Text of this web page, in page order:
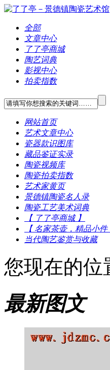
全部
文章中心
了了亭商城
陶艺词典
影视中心
拍卖指数
网站首页
艺术文章中心
瓷器款识图库
藏品鉴证实录
陶瓷视频库
陶瓷拍卖指数
艺术家黄页
景德镇陶瓷名人录
陶瓷工艺美术词典
【 了了亭商城 】
【 名家茶壶，精品小件
当代陶艺鉴赏与收藏
您现在的位
最新图文